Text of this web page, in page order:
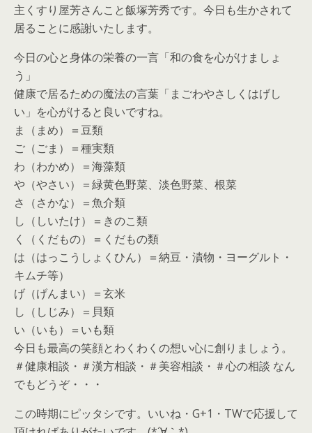
主くすり屋芳さんこと飯塚芳秀です。今日も生かされて
居ることに感謝いたします。
今日の心と身体の栄養の一言「和の食を心がけましょ
う」
健康で居るための魔法の言葉「まごわやさしくはげし
い」を心がけると良いですね。
ま（まめ）＝豆類
ご（ごま）＝種実類
わ（わかめ）＝海藻類
や（やさい）＝緑黄色野菜、淡色野菜、根菜
さ（さかな）＝魚介類
し（しいたけ）＝きのこ類
く（くだもの）＝くだもの類
は（はっこうしょくひん）＝納豆・漬物・ヨーグルト・
キムチ等）
げ（げんまい）＝玄米
し（しじみ）＝貝類
い（いも）＝いも類
今日も最高の笑顔とわくわくの想い心に創りましょう。
＃健康相談・＃漢方相談・＃美容相談・＃心の相談 なん
でもどうぞ・・・
この時期にピッタシです。いいね・G+1・TWで応援して